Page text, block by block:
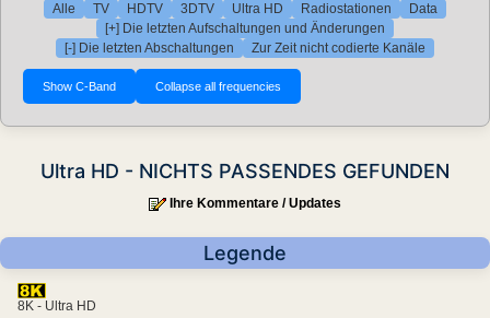
Alle TV HDTV 3DTV Ultra HD Radiostationen
Data
[+] Die letzten Aufschaltungen und Änderungen
[-] Die letzten Abschaltungen
Zur Zeit nicht codierte Kanäle
Ultra HD - NICHTS PASSENDES GEFUNDEN
Ihre Kommentare / Updates
Legende
8K - Ultra HD